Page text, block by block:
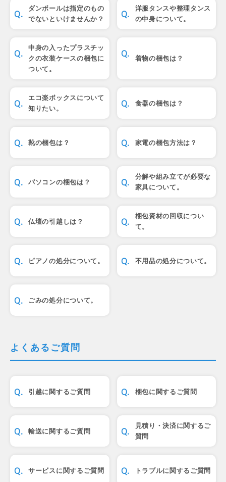
ダンボールは指定のもの
でないといけませんか？
洋服タンスや整理タンス
の中身について。
中身の入ったプラスチッ
クの衣装ケースの梱包に
ついて。
着物の梱包は？
エコ楽ボックスについて
知りたい。
食器の梱包は？
靴の梱包は？ 家電の梱包方法は？
パソコンの梱包は？
分解や組み立てが必要な
家具について。
仏壇の引越しは？
梱包資材の回収につい
て。
ピアノの処分について。 不用品の処分について。
ごみの処分について。
よくあるご質問
引越に関するご質問 梱包に関するご質問
輸送に関するご質問
見積り・決済に関するご
質問
サービスに関するご質問 トラブルに関するご質問